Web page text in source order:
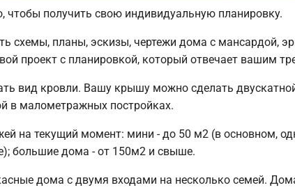
получить свою индивидуальную планировку.
схемы, планы, эскизы, чертежи дома с мансардой,
проект с планировкой, который отвечает вашим
вид кровли. Вашу крышу можно сделать
в малометражных постройках.
на текущий момент: мини - до 50 м2 (в основном,
большие дома - от 150м2 и свыше.
дома с двумя входами на несколько семей.